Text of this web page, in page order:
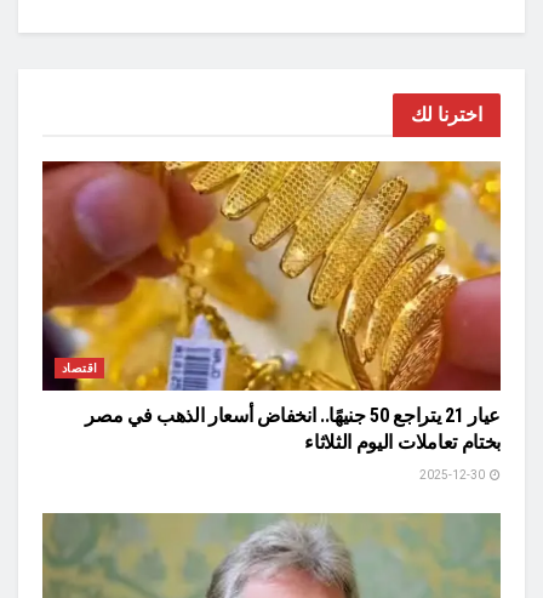
اخترنا لك
اقتصاد
عيار 21 يتراجع 50 جنيهًا.. انخفاض أسعار الذهب في مصر
بختام تعاملات اليوم الثلاثاء